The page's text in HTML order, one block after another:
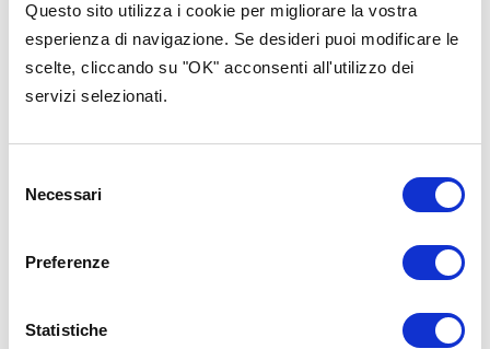
Questo sito utilizza i cookie per migliorare la vostra
esperienza di navigazione. Se desideri puoi modificare le
scelte, cliccando su "OK" acconsenti all'utilizzo dei
servizi selezionati.
delNecessari
Preferenze
Statistiche
Contenuti nella stessa
categoria